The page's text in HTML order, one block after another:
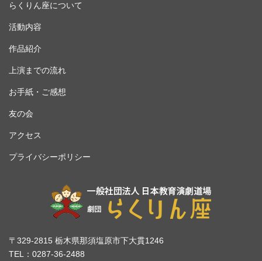
らくりん座について
活動内容
作品紹介
上演までの流れ
お手紙・ご感想
友の会
アクセス
プライバシーポリシー
〒329-2815 栃木県那須塩原市下大貫1246
TEL：0287-36-2488